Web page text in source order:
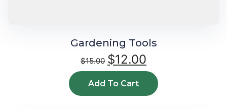
Gardening Tools
$15.00 $12.00
Add To Cart